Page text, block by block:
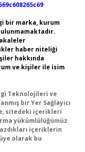
bir marka, kurum
haber niteliği
hakkında
ve kişiler ile isim
Teknolojileri ve
bir Yer Sağlayıcı
sitedeki içerikleri
yükümlülüğümüz
içeriklerin
olarak bu